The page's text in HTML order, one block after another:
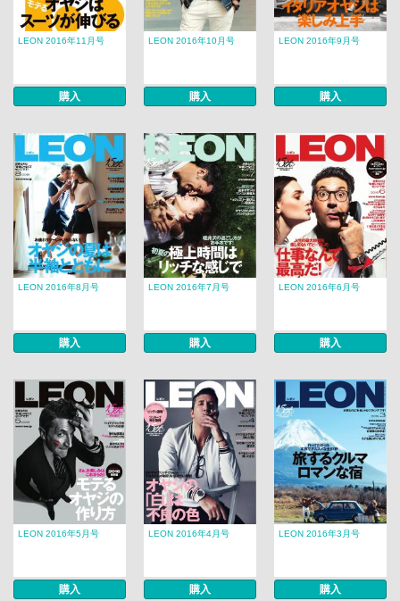
LEON 2016年11月号
購入
LEON 2016年10月号
購入
LEON 2016年9月号
購入
LEON 2016年8月号
購入
LEON 2016年7月号
購入
LEON 2016年6月号
購入
LEON 2016年5月号
購入
LEON 2016年4月号
購入
LEON 2016年3月号
購入